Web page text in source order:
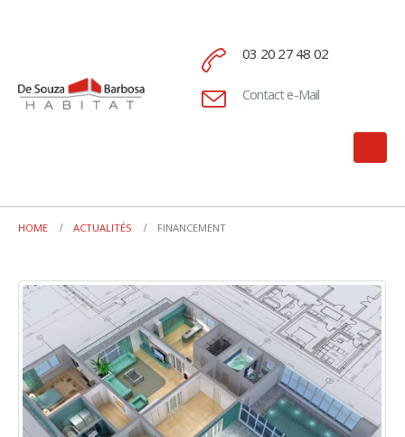
03 20 27 48 02
Contact e-Mail
HOME ACTUALITÉS FINANCEMENT